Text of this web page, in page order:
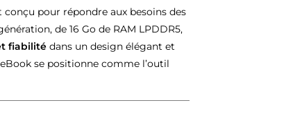
pour répondre aux besoins des
de 16 Go de RAM LPDDR5,
fiabilité dans un design élégant et
se positionne comme l’outil